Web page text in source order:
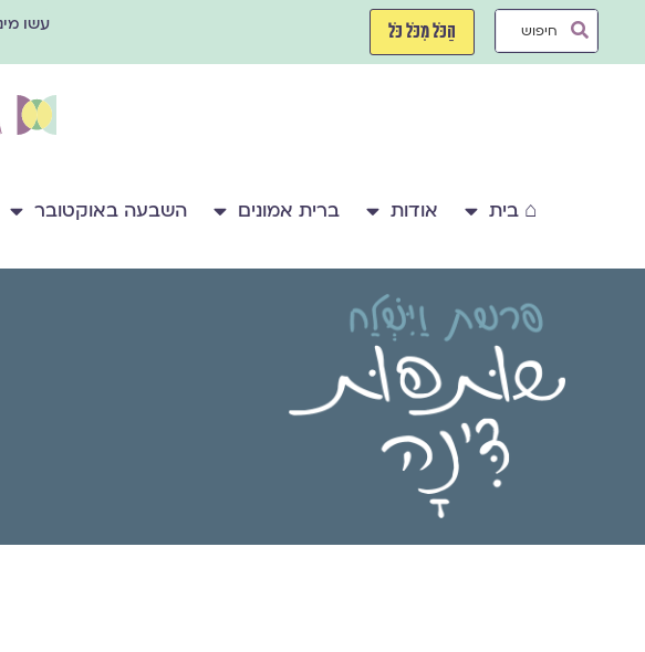
Search
הַכֹּל מִכֹּל כֹּל עשו
⌂ בית אודות ברית אמונים השבעה באוקטובר